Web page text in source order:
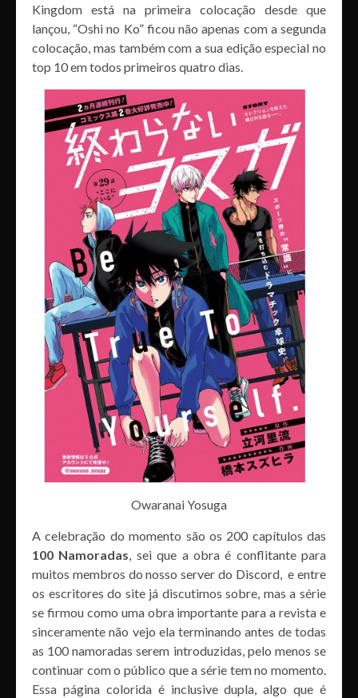
Kingdom está na primeira colocação desde que
lançou, “Oshi no Ko” ficou não apenas com a segunda
colocação, mas também com a sua edição especial no
top 10 em todos primeiros quatro dias.
Owaranai Yosuga
A celebração do momento são os 200 capítulos das
100 Namoradas, sei que a obra é conflitante para
muitos membros do nosso server do Discord, e entre
os escritores do site já discutimos sobre, mas a série
se firmou como uma obra importante para a revista e
sinceramente não vejo ela terminando antes de todas
as 100 namoradas serem introduzidas, pelo menos se
continuar com o público que a série tem no momento.
Essa página colorida é inclusive dupla, algo que é